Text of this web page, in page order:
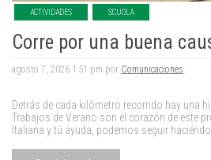
ACTIVIDADES SCUOLA
Corre por una buena
agosto 7, 2026 1:51 pm por Comunicaciones.
Detrás de cada kilómetro recorrido hay una
Trabajos de Verano son el corazón de este
Italiana y tú ayuda, podemos seguir